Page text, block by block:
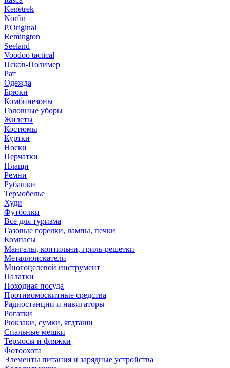
Kenetrek
Norfin
P.Original
Remington
Seeland
Voodoo tactical
Псков-Полимер
Рат
Одежда
Брюки
Комбинезоны
Головные уборы
Жилеты
Костюмы
Куртки
Носки
Перчатки
Плащи
Ремни
Рубашки
Термобелье
Худи
Футболки
Все для туризма
Газовые горелки, лампы, печки
Компасы
Мангалы, коптильни, гриль-решетки
Металлоискатели
Многоцелевой инструмент
Палатки
Походная посуда
Противомоскитные средства
Радиостанции и навигаторы
Рогатки
Рюкзаки, сумки, ягдташи
Спальные мешки
Термосы и фляжки
Фотоохота
Элементы питания и зарядные устройства